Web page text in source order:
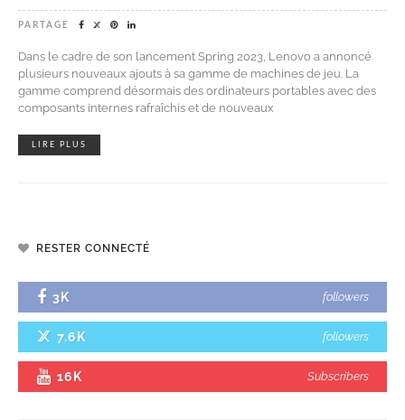
PARTAGE
Dans le cadre de son lancement Spring 2023, Lenovo a annoncé
plusieurs nouveaux ajouts à sa gamme de machines de jeu. La
gamme comprend désormais des ordinateurs portables avec des
composants internes rafraîchis et de nouveaux
LIRE PLUS
RESTER CONNECTÉ
3K followers
7.6K followers
16K Subscribers